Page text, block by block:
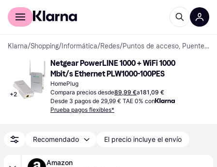
Comprar con Klarna
Klarna/Shopping/ Informática/Redes/ Puntos de acceso, Puentes & Repetidores
+2
Netgear PowerLINE 1000 + WiFi 1000
Mbit/s Ethernet PLW1000-100PES
HomePlug
Compara precios desde89,99 €a181,09 €
Desde 3 pagos de 29,99 € TAE 0% con
Prueba pagos flexibles*
Recomendado El precio incluye el envío
Amazon